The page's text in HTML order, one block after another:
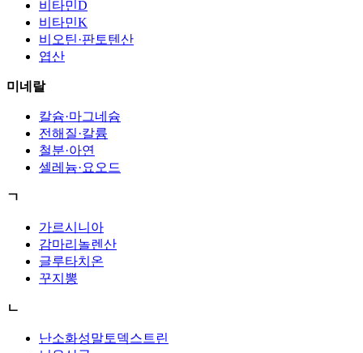
비타민D
비타민K
비오틴·판토텐산
엽산
미네랄
칼슘·마그네슘
전해질·칼륨
철분·아연
셀레늄·요오드
ㄱ
가르시니아
감마리놀렌산
글루타치온
꾸지뽕
ㄴ
난소화성말토덱스트린